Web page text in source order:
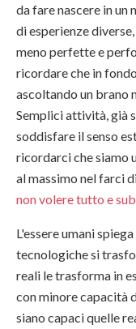
da fare nascere in un
di esperienze
meno perfette e
ricordare che in
ascoltando un brano
Semplici attività, già
soddisfare il senso
ricordarci che siamo
al massimo nel farci
non volere tutto e
L'essere umani
tecnologiche si
reali le trasforma in
con minore capacità
siano capaci quelle